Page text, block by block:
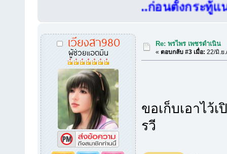
สมาชิกใหม่..ก่อนตั้งกระทู้แนะนำ
เวียงสา980
ผู้ช่วยแอตมิน
Re: พรไพร เพชรดำเนิน
«ตอบกลับ #3 เมื่อ: 22/มิ.ย
ขอเก็บเอาไ
รวี